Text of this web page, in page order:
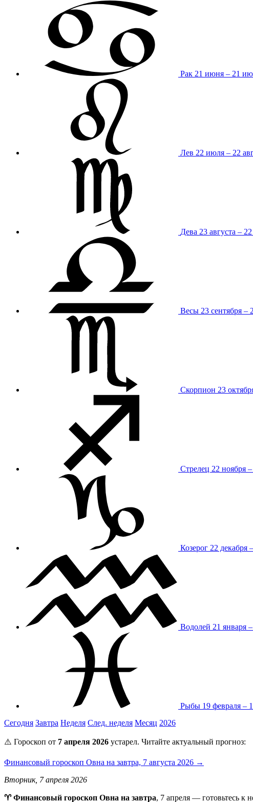
Рак 21 июня – 21
Лев 22 июля – 22
Дева 23 августа –
Весы 23 сентября –
Скорпион 23
Стрелец 22 ноября
Козерог 22 декабря
Водолей 21 января
Рыбы 19 февраля –
Сегодня Завтра Неделя След. неделя Месяц 2026
⚠️ Гороскоп от 7 апреля 2026 устарел. Читайте актуальный прогноз:
Финансовый гороскоп Овна на завтра, 7 августа 2026 →
Вторник, 7 апреля 2026
♈ Финансовый гороскоп Овна на завтра, 7 апреля — готовьтесь к